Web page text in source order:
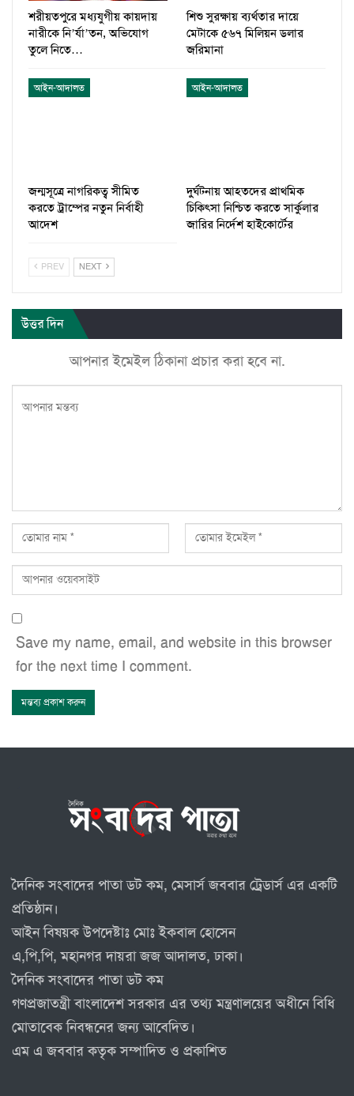
শরীয়তপুরে মধ্যযুগীয় কায়দায়
নারীকে নি’র্যা’তন, অভিযোগ
তুলে নিতে…
শিশু সুরক্ষায় ব্যর্থতার দায়ে
মেটাকে ৫৬৭ মিলিয়ন ডলার
জরিমানা
আইন-আদালত
জন্মসূত্রে নাগরিকত্ব সীমিত
করতে ট্রাম্পের নতুন নির্বাহী
আদেশ
আইন-আদালত
দুর্ঘটনায় আহতদের প্রাথমিক
চিকিৎসা নিশ্চিত করতে সার্কুলার
জারির নির্দেশ হাইকোর্টের
PREV NEXT
উত্তর দিন
আপনার ইমেইল ঠিকানা প্রচার করা হবে না.
Save my name, email, and website in this browser
for the next time I comment.
দৈনিক সংবাদের পাতা ডট কম, মেসার্স জববার ট্রেডার্স এর একটি
প্রতিষ্ঠান।
আইন বিষয়ক উপদেষ্টাঃ মোঃ ইকবাল হোসেন
এ,পি,পি, মহানগর দায়রা জজ আদালত, ঢাকা।
দৈনিক সংবাদের পাতা ডট কম
গণপ্রজাতন্ত্রী বাংলাদেশ সরকার এর তথ্য মন্ত্রণালয়ের অধীনে বিধি
মোতাবেক নিবন্ধনের জন্য আবেদিত।
এম এ জববার কতৃক সম্পাদিত ও প্রকাশিত